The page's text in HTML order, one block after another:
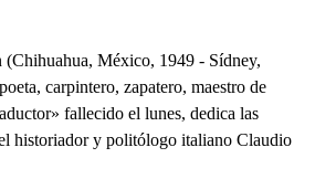
México, 1949 - Sídney,
carpintero, zapatero, maestro de
fallecido el lunes, dedica las
historiador y politólogo italiano Claudio